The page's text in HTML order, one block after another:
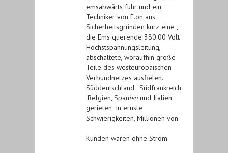
emsabwärts fuhr und ein
Techniker von E.on aus
Sicherheitsgründen kurz eine ,
die Ems querende 380.00 Volt
Höchstspannungsleitung,
abschaltete, woraufhin große
Teile des westeuropäischen
Verbundnetzes ausfielen.
Süddeutschland, Südfrankreich
,Belgien, Spanien und Italien
gerieten in ernste
Schwierigkeiten, Millionen von
Kunden waren ohne Strom.